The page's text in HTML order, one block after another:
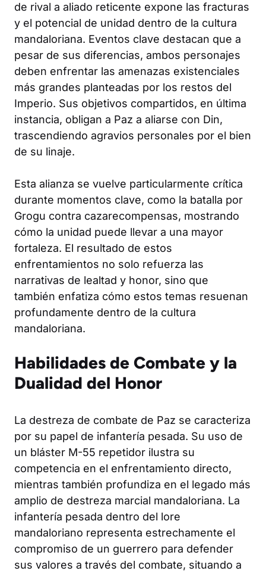
de rival a aliado reticente expone las fracturas
y el potencial de unidad dentro de la cultura
mandaloriana. Eventos clave destacan que a
pesar de sus diferencias, ambos personajes
deben enfrentar las amenazas existenciales
más grandes planteadas por los restos del
Imperio. Sus objetivos compartidos, en última
instancia, obligan a Paz a aliarse con Din,
trascendiendo agravios personales por el bien
de su linaje.
Esta alianza se vuelve particularmente crítica
durante momentos clave, como la batalla por
Grogu contra cazarecompensas, mostrando
cómo la unidad puede llevar a una mayor
fortaleza. El resultado de estos
enfrentamientos no solo refuerza las
narrativas de lealtad y honor, sino que
también enfatiza cómo estos temas resuenan
profundamente dentro de la cultura
mandaloriana.
Habilidades de Combate y la
Dualidad del Honor
La destreza de combate de Paz se caracteriza
por su papel de infantería pesada. Su uso de
un bláster M-55 repetidor ilustra su
competencia en el enfrentamiento directo,
mientras también profundiza en el legado más
amplio de destreza marcial mandaloriana. La
infantería pesada dentro del lore
mandaloriano representa estrechamente el
compromiso de un guerrero para defender
sus valores a través del combate, situando a